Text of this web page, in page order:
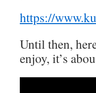
https://
Until then,
enjoy, it’s